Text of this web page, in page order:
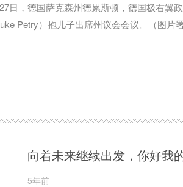
日，德国萨克森州德累斯顿，德国极右翼
Petry）抱儿子出席州议会会议。（图
累斯顿，德国极右翼政党“德国选择党”（
子出席州议会会议。
向着未来继续出发，你好我
5年前